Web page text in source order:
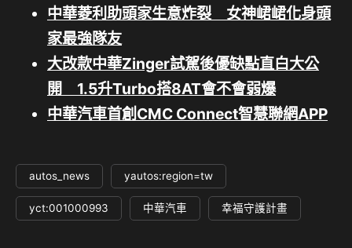
中華菱利助頭家生意炸裂 女神峮峮化身頭
家最強隊友
大改款中華Zinger試駕後優缺點直白大公
開 1.5升Turbo搭8AT會不會弱爆
中華汽車首創CMC Connect智慧聯網APP
autos_news yautos:region=tw
yct:001000993 中華汽車 幸福守護計畫